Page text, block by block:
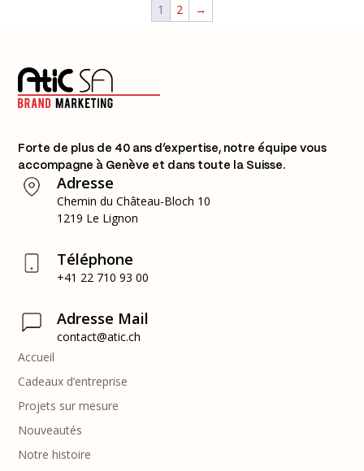
1 2 →
Forte de plus de 40 ans d’expertise, notre équipe vous
accompagne à Genève et dans toute la Suisse.
Accueil
Cadeaux d’entreprise
Projets sur mesure
Nouveautés
Notre histoire
Adresse
Chemin du Château-Bloch 10
1219 Le Lignon
Téléphone
+41 22 710 93 00
Adresse Mail
contact@atic.ch